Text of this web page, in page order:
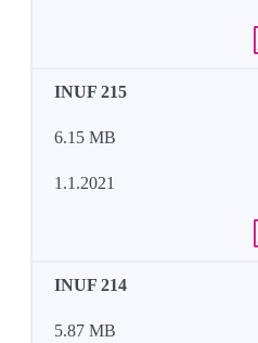
INUF 215
6.15 MB
1.1.2021
INUF 214
5.87 MB